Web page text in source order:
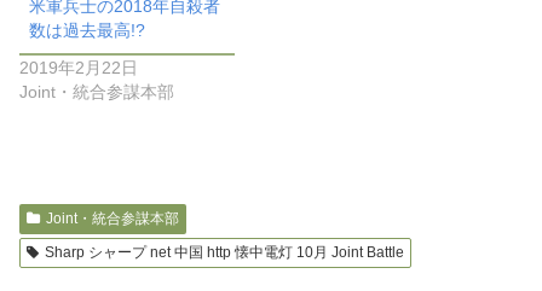
米軍兵士の2018年自殺者
数は過去最高!?
2019年2月22日
Joint・統合参謀本部
Joint・統合参謀本部
Sharp シャープ net 中国 http 懐中電灯 10月 Joint Battle